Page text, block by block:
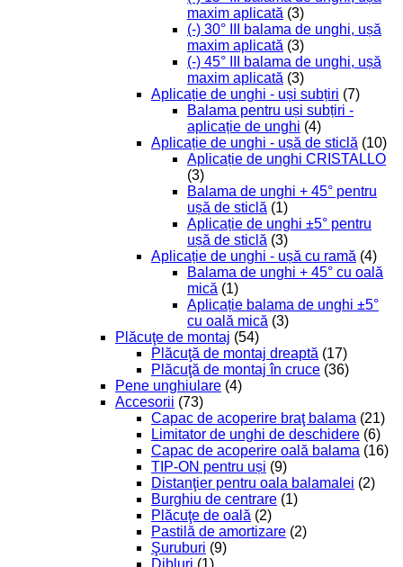
maxim aplicată (3)
(-) 30° III balama de unghi, ușă
maxim aplicată (3)
(-) 45° III balama de unghi, ușă
maxim aplicată (3)
Aplicație de unghi - uși subțiri (7)
Balama pentru uși subțiri -
aplicație de unghi (4)
Aplicație de unghi - ușă de sticlă (10)
Aplicație de unghi CRISTALLO
(3)
Balama de unghi + 45° pentru
ușă de sticlă (1)
Aplicație de unghi ±5° pentru
ușă de sticlă (3)
Aplicație de unghi - ușă cu ramă (4)
Balama de unghi + 45° cu oală
mică (1)
Aplicație balama de unghi ±5°
cu oală mică (3)
Plăcuţe de montaj (54)
Plăcuţă de montaj dreaptă (17)
Plăcuţă de montaj în cruce (36)
Pene unghiulare (4)
Accesorii (73)
Capac de acoperire braţ balama (21)
Limitator de unghi de deschidere (6)
Capac de acoperire oală balama (16)
TIP-ON pentru uși (9)
Distanţier pentru oala balamalei (2)
Burghiu de centrare (1)
Plăcuţe de oală (2)
Pastilă de amortizare (2)
Şuruburi (9)
Dibluri (1)